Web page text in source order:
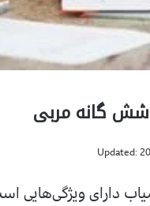
گانه مربی
Updated:
دارای ویژگی‌هایی